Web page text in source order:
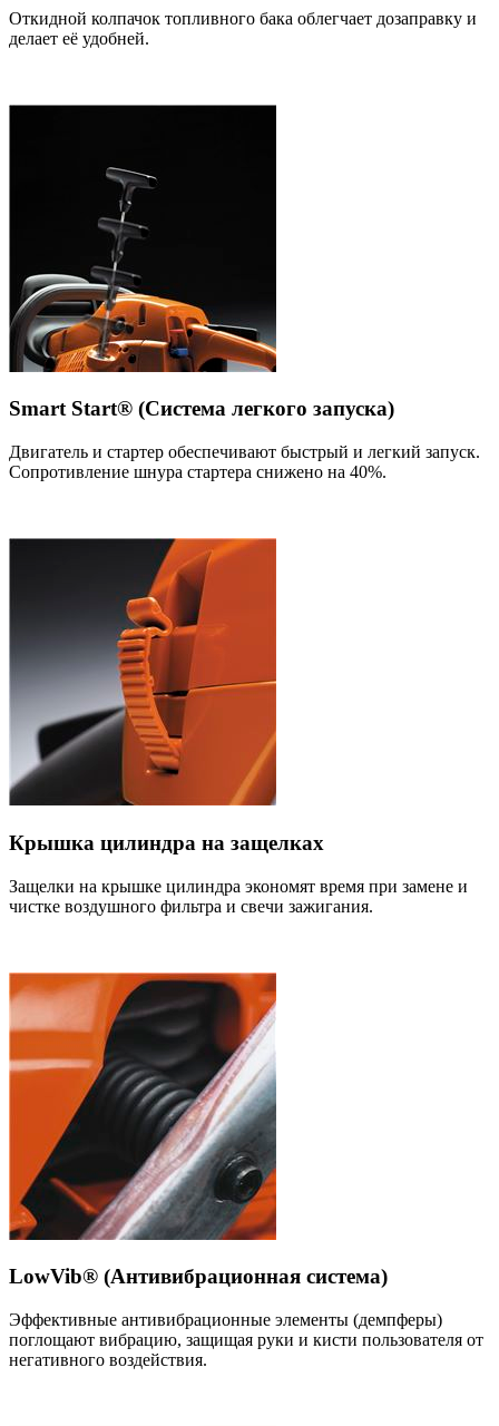
Откидной колпачок топливного бака облегчает дозаправку и
делает её удобней.
Smart Start® (Система легкого запуска)
Двигатель и стартер обеспечивают быстрый и легкий запуск.
Сопротивление шнура стартера снижено на 40%.
Крышка цилиндра на защелках
Защелки на крышке цилиндра экономят время при замене и
чистке воздушного фильтра и свечи зажигания.
LowVib® (Антивибрационная система)
Эффективные антивибрационные элементы (демпферы)
поглощают вибрацию, защищая руки и кисти пользователя от
негативного воздействия.